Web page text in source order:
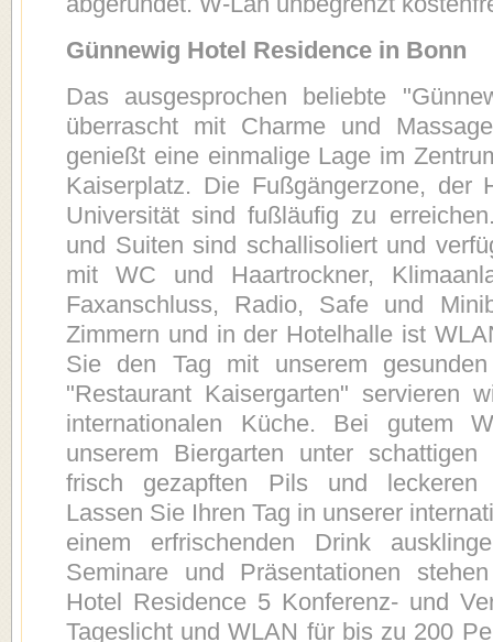
Günnewig Hotel Residence in Bonn
Das ausgesprochen beliebte
überrascht mit Charme und
genießt eine einmalige Lage im
Kaiserplatz. Die Fußgängerzone, der
Universität sind fußläufig zu
und Suiten sind schallisoliert und
mit WC und Haartrockner,
Faxanschluss, Radio, Safe und
Zimmern und in der Hotelhalle ist
Sie den Tag mit unserem
"Restaurant Kaisergarten" servieren
internationalen Küche. Bei gutem
unserem Biergarten unter
frisch gezapften Pils und leckeren
Lassen Sie Ihren Tag in unserer
einem erfrischenden Drink
Seminare und Präsentationen
Hotel Residence 5 Konferenz- und
Tageslicht und WLAN für bis zu 200